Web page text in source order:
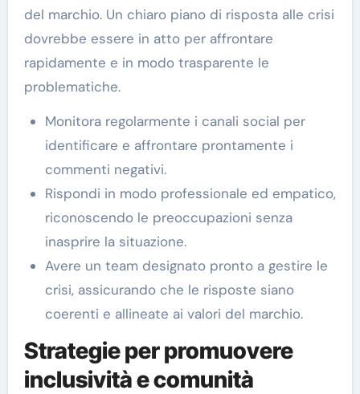
del marchio. Un chiaro piano di risposta alle crisi
dovrebbe essere in atto per affrontare
rapidamente e in modo trasparente le
problematiche.
Monitora regolarmente i canali social per
identificare e affrontare prontamente i
commenti negativi.
Rispondi in modo professionale ed empatico,
riconoscendo le preoccupazioni senza
inasprire la situazione.
Avere un team designato pronto a gestire le
crisi, assicurando che le risposte siano
coerenti e allineate ai valori del marchio.
Strategie per promuovere
inclusività e comunità